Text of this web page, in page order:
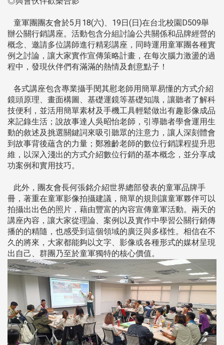
童軍團團友會於5月18(六)、19日(日)在台北校園D509舉
辦公關行銷講座。活動包含分組討論公共關係和品牌經營的
概念、邀請多位講師進行精彩講座，同時運用童軍團各種實
例之討論，讓大家實作宣傳策略計畫，在每次腦力激盪的過
程中，發現伙伴們有滿滿的熱情及創意點子！
各式講座包含專業攝手閔其慰老師用簡單易懂的方式介紹
鏡頭原理、畫面構圖、基礎運鏡等基礎知識，讓聽者了解科
技便利，並活用簡單素材及手機工具輕鬆做出有趣影像成品
來記錄生活；說故事達人吳昭怡老師，引導聽者學會運用生
動的敘述及挑選關鍵詞來吸引聽眾的注意力，讓人深刻體會
到故事背後蘊含的力量；鄭雅齡老師的數位行銷課程提升思
維，以深入淺出的方式介紹數位行銷的基本概念，並分享成
功案例和實用技巧。
此外，團友會長何張銘介紹世界總部發表的童軍品牌手
冊，著重在童軍影像拍攝建議，簡單的規則讓童軍夥伴可以
拍攝出出色的照片，藉由豐富的內容宣傳童軍活動。兩天的
講座內容，讓大家從理論、案例以及實作中學習公關行銷傳
播的的精隨，也感受到這個領域的廣泛與多樣性。相信在不
久的將來，大家都能夠以文字、影像或各種形式的媒材呈現
出自己、群團乃至於童軍獨特的核心價值。